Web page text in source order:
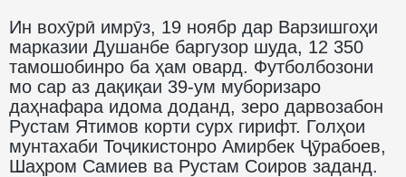
Ин вохӯрӣ имрӯз, 19 ноябр дар Варзишгоҳи
марказии Душанбе баргузор шуда, 12 350
тамошобинро ба ҳам овард. Футболбозони
мо сар аз дақиқаи 39-ум муборизаро
даҳнафара идома доданд, зеро дарвозабон
Рустам Ятимов корти сурх гирифт. Голҳои
мунтахаби Тоҷикистонро Амирбек Ҷӯрабоев,
Шаҳром Самиев ва Рустам Соиров заданд.